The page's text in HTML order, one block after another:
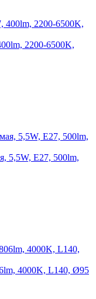
2200-6500K,
5,5W, E27, 500lm,
4000K, L140, Ø95